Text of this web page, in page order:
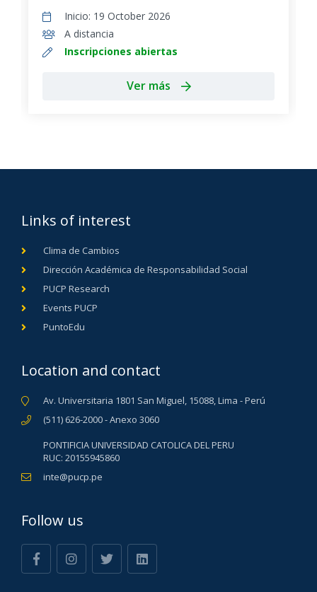
Inicio: 19 October 2026
A distancia
Inscripciones abiertas
Ver más
Links of interest
Clima de Cambios
Dirección Académica de Responsabilidad Social
PUCP Research
Events PUCP
PuntoEdu
Location and contact
Av. Universitaria 1801 San Miguel, 15088, Lima - Perú
(511) 626-2000 - Anexo 3060
PONTIFICIA UNIVERSIDAD CATOLICA DEL PERU
RUC: 20155945860
inte@pucp.pe
Follow us